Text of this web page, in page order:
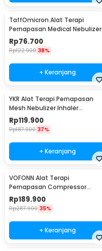
TaffOmicron Alat Terapi
Pernapasan Medical Nebulizer
Inhaler Atomizer - JSL-W309
Rp76.700
Rp122.900 38%
+ Keranjang
YKR Alat Terapi Pernapasan
Mesh Nebulizer Inhaler
Atomizer - YK-N5BA
Rp119.900
Rp187.900 37%
+ Keranjang
VOFONN Alat Terapi
Pernapasan Compressor
Nebulizer Inhaler Atomizer -
AXD-308
Rp189.900
Rp287.900 35%
+ Keranjang